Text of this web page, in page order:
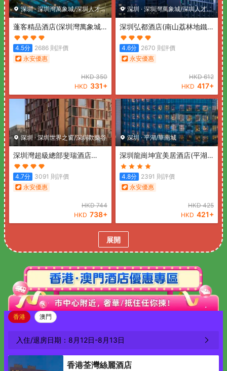
深圳·深圳灣萬象城/深圳人才公
園
蓬客精品酒店(深圳灣萬象城
店)(Pengke Boutique Hotel
(Shenzhen Science Park
Coast City))
4.5分 2686 則評價
永安優惠
HKD350
HKD 331+
深圳 ·深圳灣萬象城/深圳人才公
園
深圳弘都酒店(南山荔林地鐵
站店) (Shenzhen hongdu
Hotel (Nanshan Subway
Station))
4.6分 2670 則評價
永安優惠
HKD612
HKD 417+
深圳 ·深圳世界之窗/深圳歡樂谷
深圳灣超級總部斐瑞酒店
(Shenzhen Bay Super
Headquarters Feria Hotel)
4.7分 3091 則評價
永安優惠
HKD744
HKD 738+
深圳 ·平湖/華南城
深圳龍崗坤宜美居酒店(平湖
站店) (Mercure Shenzhen
Longgang(Longgang
Wanda Plaza Branch))
4.8分 2391 則評價
永安優惠
HKD425
HKD 421+
展開
香港 澳門
入住/退房日期： 8月12日-8月13日
香港荃灣絲麗酒店